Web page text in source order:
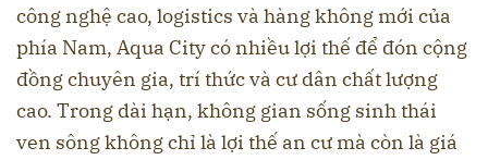
công nghệ cao, logistics và hàng không mới của
phía Nam, Aqua City có nhiều lợi thế để đón cộng
đồng chuyên gia, trí thức và cư dân chất lượng
cao. Trong dài hạn, không gian sống sinh thái
ven sông không chỉ là lợi thế an cư mà còn là giá